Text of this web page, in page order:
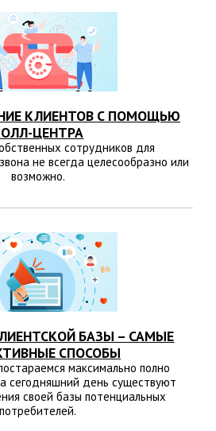
КЛИЕНТОВ С ПОМОЩЬЮ
ЦЕНТРА
сотрудников для
не всегда целесообразно или
возможно.
БАЗЫ – САМЫЕ
СПОСОБЫ
максимально полно
сегодняшний день существуют
своей базы потенциальных
потребителей.